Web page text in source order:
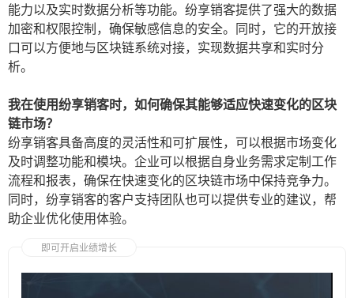
能力以及实时数据分析等功能。纷享销客提供了强大的数据
加密和权限控制，确保敏感信息的安全。同时，它的开放接
口可以方便地与区块链系统对接，实现数据共享和实时分
析。
我在使用纷享销客时，如何确保其能够适应快速变化的区块
链市场？
纷享销客具备高度的灵活性和可扩展性，可以根据市场变化
及时调整功能和模块。企业可以根据自身业务需求定制工作
流程和报表，确保在快速变化的区块链市场中保持竞争力。
同时，纷享销客的客户支持团队也可以提供专业的建议，帮
助企业优化使用体验。
即可开启业绩增长